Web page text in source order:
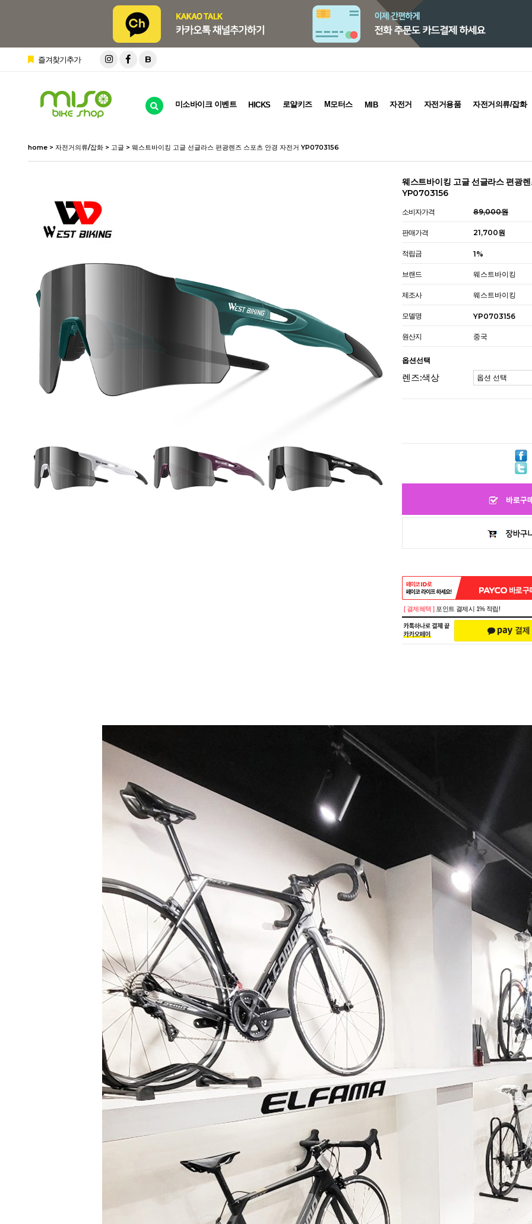
즐겨찾기추가 B
미소바이크 이벤트 HICKS 로얄키즈 M모터스 MIB 자전거 자전거용품 자전거의류/잡화
home > 자전거의류/잡화 > 고글 > 웨스트바이킹 고글 선글라스 편광렌즈 스포츠 안경 자전거 YP0703156
웨스트바이킹 고글 선글라스 편광
YP0703156
소비자가격 89,000원
판매가격 21,700원
적립금 1%
브랜드 웨스트바이킹
제조사 웨스트바이킹
모델명 YP0703156
원산지 중국
옵션선택
렌즈:색상
페이코 ID로 페이코 라이
[ 결제혜택 ] 포인트 결제시 1% 적립!